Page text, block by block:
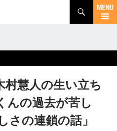
村慧人の生い立ち
んの過去が苦し
さの連鎖の話」